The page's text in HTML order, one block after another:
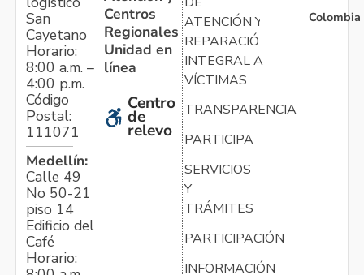
San
Cayetano
Horario:
8:00 a.m. –
4:00 p.m.
Código
Postal:
111071
Medellín:
Calle 49
No 50-21
piso 14
Edificio del
Café
Horario:
Centros
Regionales
Unidad en
línea
Centro
de
relevo
ATENCIÓN Y
REPARACIÓN
INTEGRAL A
VÍCTIMAS
TRANSPARENCIA
PARTICIPA
SERVICIOS
Y
TRÁMITES
PARTICIPACIÓN
INFORMACIÓN
Colombia